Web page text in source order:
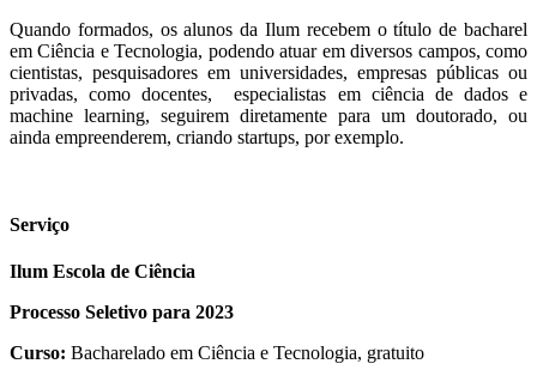
Quando formados, os alunos da Ilum recebem o título de bacharel
em Ciência e Tecnologia, podendo atuar em diversos campos, como
cientistas, pesquisadores em universidades, empresas públicas ou
privadas, como docentes, especialistas em ciência de dados e
machine learning, seguirem diretamente para um doutorado, ou
ainda empreenderem, criando startups, por exemplo.
Serviço
Ilum Escola de Ciência
Processo Seletivo para 2023
Curso: Bacharelado em Ciência e Tecnologia, gratuito